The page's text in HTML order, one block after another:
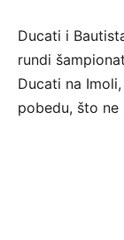
Ducati i
rundi
Ducati na
pobedu, što